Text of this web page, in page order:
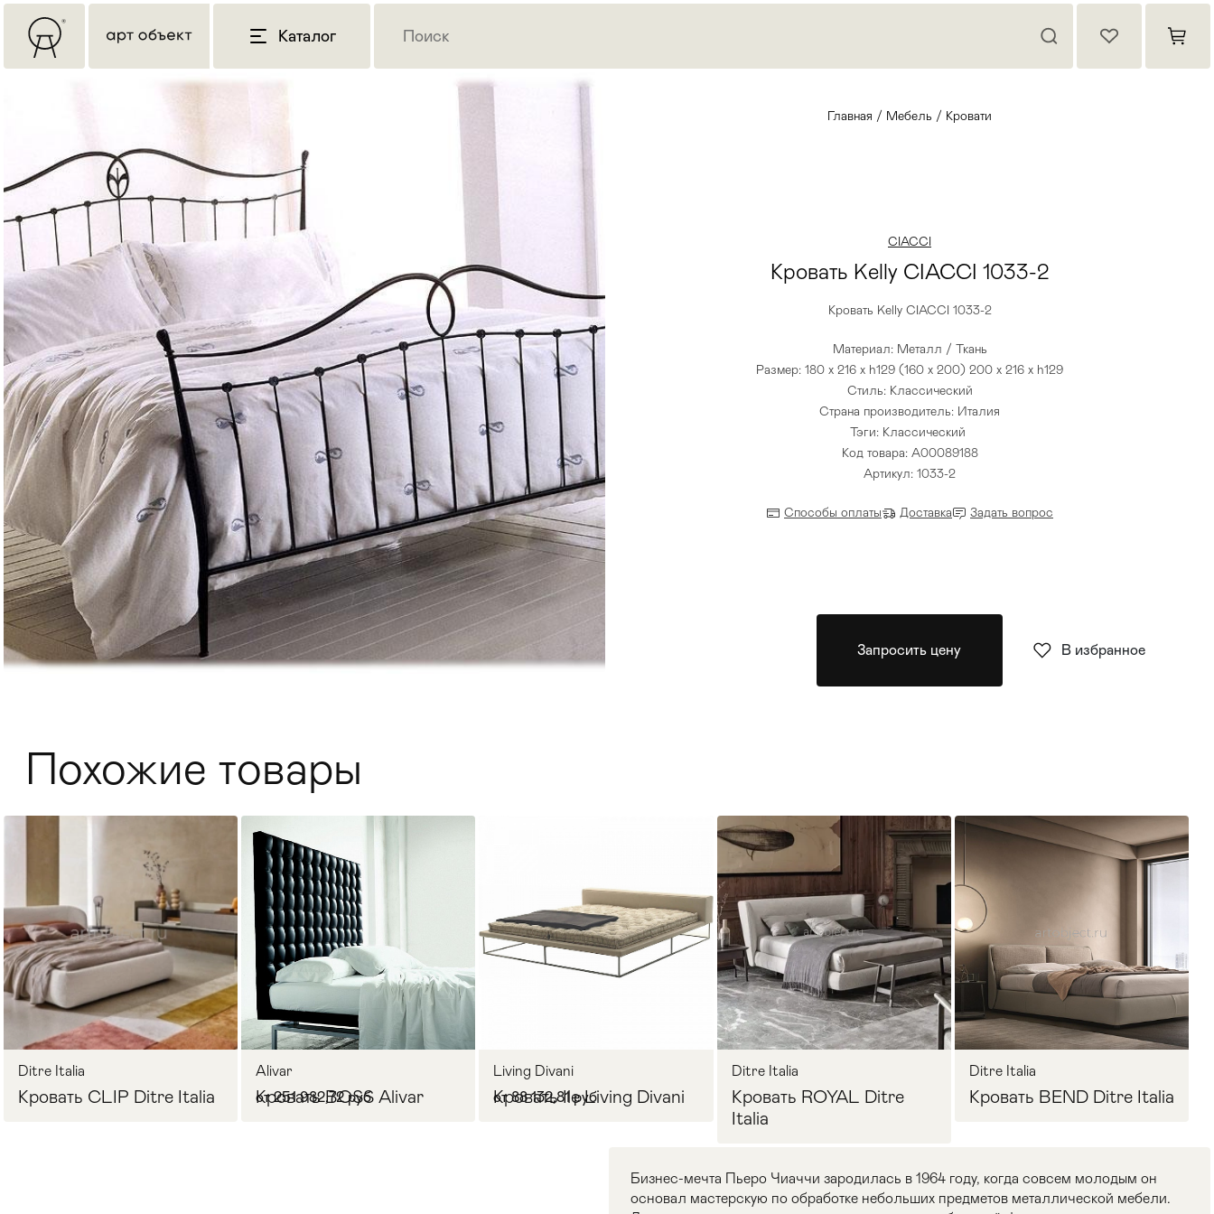
Каталог
Кровати
Главная / Мебель / Кровати
CIACCI
Кровать Kelly CIACCI 1033-2
Кровать Kelly CIACCI 1033-2
Материал: Металл / Ткань
Размер: 180 x 216 x h129 (160 x 200) 200 x 216 x h129
Стиль: Классический
Страна производитель: Италия
Тэги: Классический
Код товара: A00089188
Артикул: 1033-2
Способы оплаты Доставка Задать вопрос
Запросить цену В избранное
Похожие товары
Ditre Italia
Кровать CLIP Ditre Italia
Alivar
Кровать BOSS Alivar
от 251 982,72 руб
Living Divani
Кровать Ile Living Divani
от 88 132,81 руб
Ditre Italia
Кровать ROYAL Ditre
Italia
Ditre Italia
Кровать BEND Ditre Italia
Бизнес-мечта Пьеро Чиаччи зародилась в 1964 году, когда совсем молодым он
основал мастерскую по обработке небольших предметов металлической мебели.